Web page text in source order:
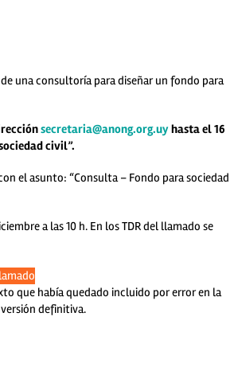
una consultoría para diseñar un fondo para
secretaria@anong.org.uyhasta el 16
civil”.
el asunto: “Consulta – Fondo para sociedad
a las 10 h. En los TDR del llamado se
que había quedado incluido por error en la
definitiva.